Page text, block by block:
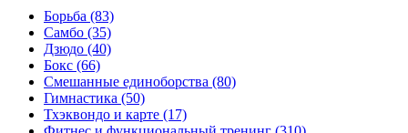
Борьба (83)
Самбо (35)
Дзюдо (40)
Бокс (66)
Смешанные единоборства (80)
Гимнастика (50)
Тхэквондо и карте (17)